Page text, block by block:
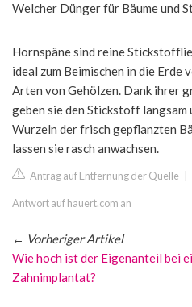
Welcher Dünger für Bäume und
Hornspäne sind reine
ideal zum Beimischen in die Erde
Arten von Gehölzen. Dank ihrer
geben sie den Stickstoff
Wurzeln der frisch gepflanzten
lassen sie rasch anwachsen.
Antrag auf Entfernung der Quelle
Antwort auf hauert.com an
← Vorheriger Artikel
Wie hoch ist der Eigenanteil bei
Zahnimplantat?